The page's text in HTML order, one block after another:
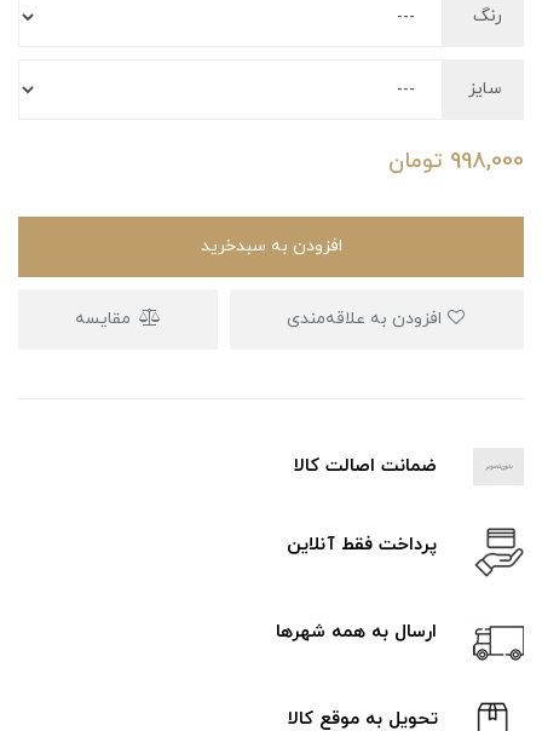
رنگ
سایز
998,000 تومان
افزودن به سبدخرید
مقایسه
ضمانت اصالت کالا
پرداخت فقط آنلاین
ارسال به همه شهرها
تحویل به موقع کالا